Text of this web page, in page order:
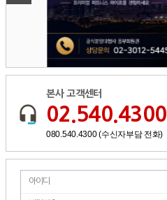
본사 고객센터
02.540.4300
080.540.4300 (수신자부담 전화)